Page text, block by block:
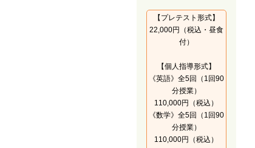
【プレテスト形式】
22,000円（税込・昼食
付）
【個人指導形式】
《英語》全5回（1回90
分授業）
110,000円（税込）
《数学》全5回（1回90
分授業）
110,000円（税込）